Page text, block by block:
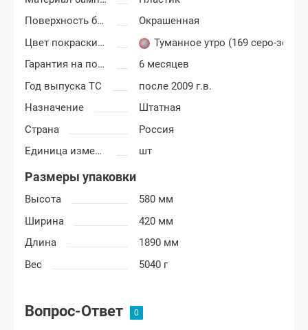
Поверхность бампера
Окрашенная
Цвет покраски Шевроле Нива
Туманное утро (169 cеро-
Гарантия на покраску
6 месяцев
Год выпуска ТС
после 2009 г.в.
Назначение
Штатная
Страна
Россия
Единица измерения
шт
Размеры упаковки
Высота
580 мм
Ширина
420 мм
Длина
1890 мм
Вес
5040 г
Вопрос-Ответ